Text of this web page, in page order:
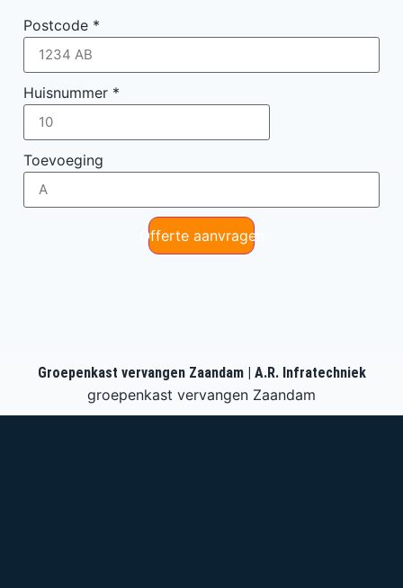
Postcode *
Huisnummer *
Toevoeging
Offerte aanvragen
Groepenkast vervangen Zaandam | A.R. Infratechniek
groepenkast vervangen Zaandam